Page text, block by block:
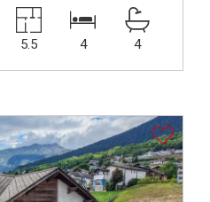
5.5 4 4